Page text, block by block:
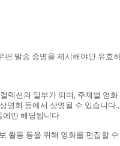
발송 증명을 제시해야만 유효
렉션의 일부가 되며, 주제별
회 등에서 상영될 수 있습니
에만 해당됩니다.
활동 등을 위해 영화를 편집할